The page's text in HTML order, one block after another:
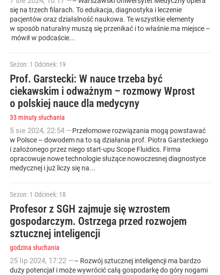
się na trzech filarach. To edukacja, diagnostyka i leczenie
pacjentów oraz działalność naukowa. Te wszystkie elementy
w sposób naturalny muszą się przenikać i to właśnie ma miejsce –
mówił w podcaście...
Sezon: 1 Odcinek: 19
Prof. Garstecki: W nauce trzeba być
ciekawskim i odważnym – rozmowy Wprost
o polskiej nauce dla medycyny
33 minuty słuchania
5 sie 2024, 22:54 —Przełomowe rozwiązania mogą powstawać
w Polsce – dowodem na to są działania prof. Piotra Garsteckiego
i założonego przez niego start-upu Scope Fluidics. Firma
opracowuje nowe technologie służące nowoczesnej diagnostyce
medycznej i już liczy się na...
Sezon: 1 Odcinek: 18
Profesor z SGH zajmuje się wzrostem
gospodarczym. Ostrzega przed rozwojem
sztucznej inteligencji
godzina słuchania
25 lip 2024, 17:22 —– Rozwój sztucznej inteligencji ma bardzo
duży potencjał i może wywrócić całą gospodarkę do góry nogami